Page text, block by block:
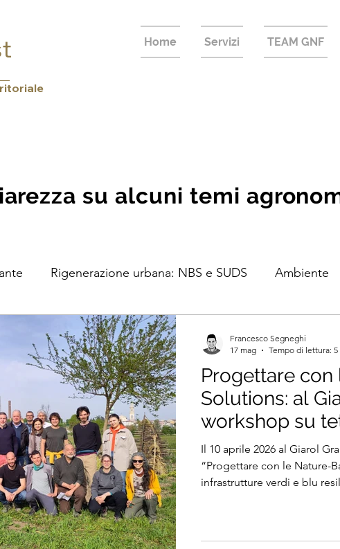
Home Servizi TEAM GNF
su alcuni temi
Rigenerazione urbana: NBS e SUDS Ambiente
Progettare
Solutions: al
workshop su
vegetate
Il 10 aprile 2026 al Giarol
“Progettare con le Nature-
infrastrutture verdi e blu
Francesco Segneghi
17 mag
Tempo di lettura: 5